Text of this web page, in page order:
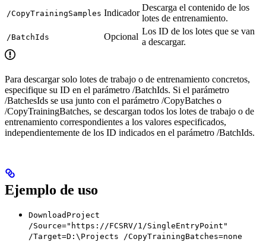
/CopyTrainingSamples Indicador
Descarga el contenido de los
lotes de entrenamiento.
/BatchIds Opcional
Los ID de los lotes que se van
a descargar.
Para descargar solo lotes de trabajo o de entrenamiento concretos,
especifique su ID en el parámetro /BatchIds. Si el parámetro
/BatchesIds se usa junto con el parámetro /CopyBatches o
/CopyTrainingBatches, se descargan todos los lotes de trabajo o de
entrenamiento correspondientes a los valores especificados,
independientemente de los ID indicados en el parámetro /BatchIds.
Ejemplo de uso
DownloadProject
/Source="https://FCSRV/1/SingleEntryPoint"
/Target=D:\Projects /CopyTrainingBatches=none